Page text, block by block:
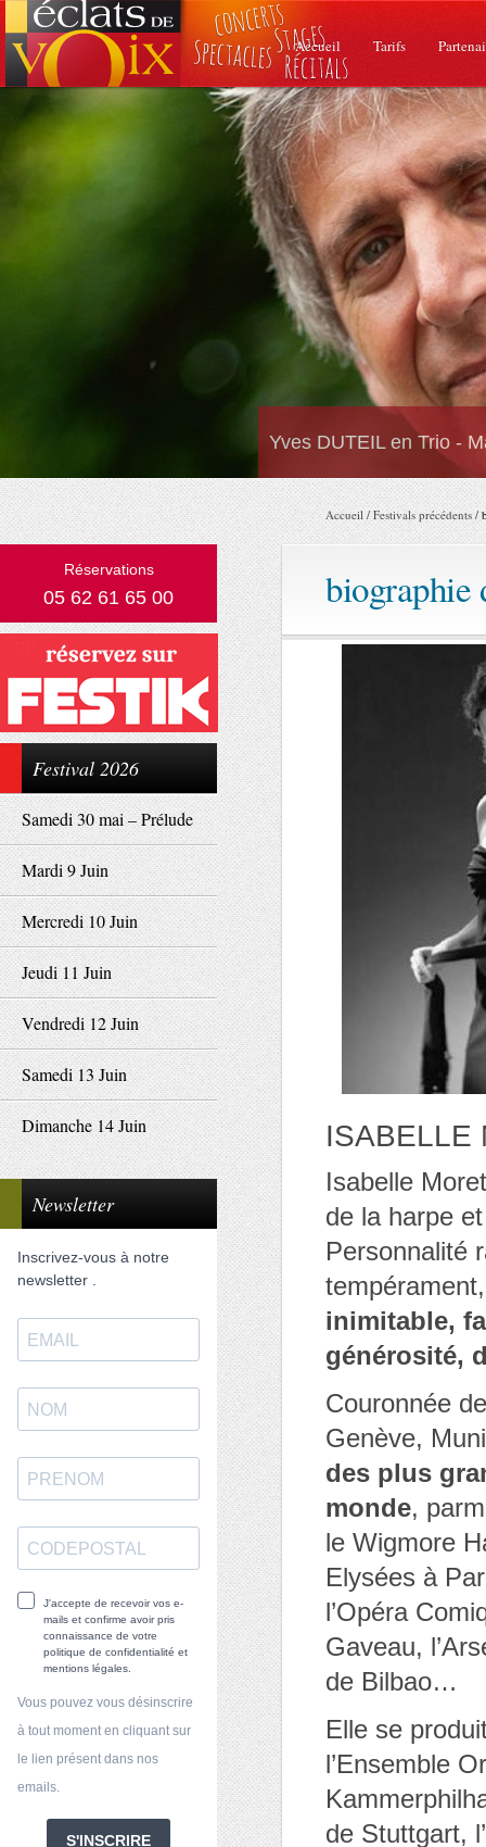
Accueil Tarifs
Yves DUTEIL en Trio -
Réservations
05 62 61 65 00
Festival 2026
Samedi 30 mai – Prélude
Mardi 9 Juin
Mercredi 10 Juin
Jeudi 11 Juin
Vendredi 12 Juin
Samedi 13 Juin
Dimanche 14 Juin
Newsletter
Inscrivez-vous à notre
newsletter .
J'accepte de recevoir vos e-
mails et confirme avoir pris
connaissance de votre
politique de confidentialité et
mentions légales.
Vous pouvez vous désinscrire
à tout moment en cliquant sur
le lien présent dans nos
emails.
S'INSCRIRE
Accueil /Festivals précédents /
biographie
ISABELLE
Isabelle
de la harpe
Personnalité
inimitable,
générosité,
Couronnée
Genève,
des plus
monde,
le Wigmore
Elysées à
l’Opéra
Gaveau,
de Bilbao…
Elle se
l’Ensemble
de Stuttgart,